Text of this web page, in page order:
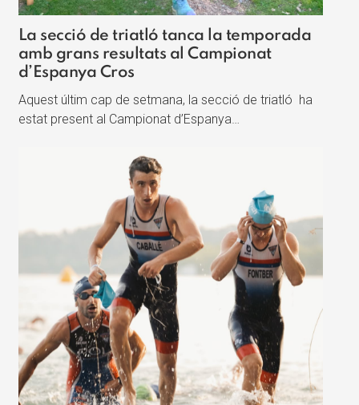
La secció de triatló tanca la temporada
amb grans resultats al Campionat
d’Espanya Cros
Aquest últim cap de setmana, la secció de triatló ha
estat present al Campionat d’Espanya…